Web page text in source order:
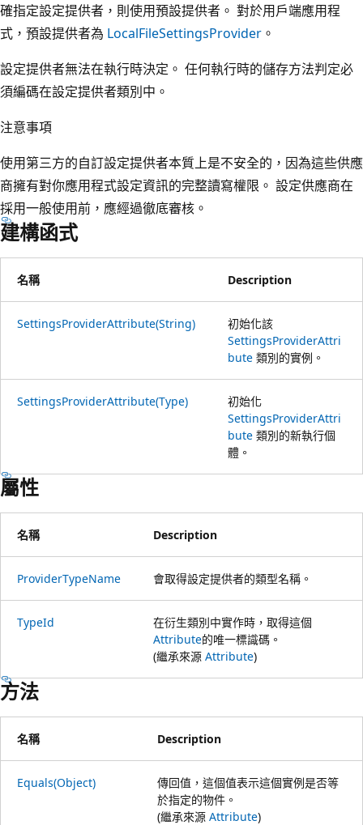
確指定設定提供者，則使用預設提供者。 對於用戶端應用程
式，預設提供者為 LocalFileSettingsProvider 。
設定提供者無法在執行時決定。 任何執行時的儲存方法判定必
須編碼在設定提供者類別中。
注意事項
使用第三方的自訂設定提供者本質上是不安全的，因為這些供應
商擁有對你應用程式設定資訊的完整讀寫權限。 設定供應商在
採用一般使用前，應經過徹底審核。
建構函式
名稱 Description
SettingsProviderAttribute(String)
初始化該
SettingsProviderAttri
bute 類別的實例。
SettingsProviderAttribute(Type)
初始化
SettingsProviderAttri
bute 類別的新執行個
體。
屬性
名稱 Description
ProviderTypeName 會取得設定提供者的類型名稱。
TypeId
在衍生類別中實作時，取得這個
Attribute的唯一標識碼。
(繼承來源 Attribute)
方法
名稱 Description
Equals(Object)
傳回值，這個值表示這個實例是否等
於指定的物件。
(繼承來源 Attribute)